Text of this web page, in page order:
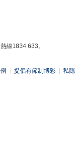
線1834 633。
提倡有節制博彩 私